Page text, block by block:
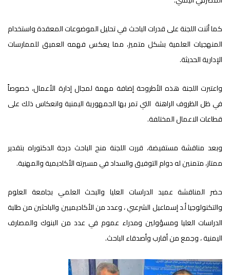
كما أثنت اللجنة على قدرات الباحث في تحليل الموضوعات المعقدة واستخدام
المنهجيات العلمية بشكل متميز، مما يعكس فهمه العميق للممارسات
الإدارية الحديثة.
واعتبرت اللجنة هذه الأطروحة إضافة مهمة لمجال إدارة الأعمال، خصوصاً
في ظل الظروف الراهنة التي تمر بها الجمهورية اليمنية وانعكاس ذلك على
قطاعات الاعمال المختلفة.
وبعد مناقشة مستفيضة، قررت اللجنة منح الباحث درجة الدكتوراه بتقدير
ممتاز، متمنين له دوام التوفيق والسداد في مسيرته الأكاديمية والمهنية.
حضر المناقشة عميد الدراسات العليا والبحث العلمي بجامعة العلوم
والتكنولوجيا أ.د إسماعيل الشرعبي ، وعدد من الأكاديميين والباحثين من طلبة
الدراسات العليا ومسؤولين ومدراء عموم في عدد من البنوك والمصارف
اليمنية ، وجمع من أقارب وأصدقاء الباحث.